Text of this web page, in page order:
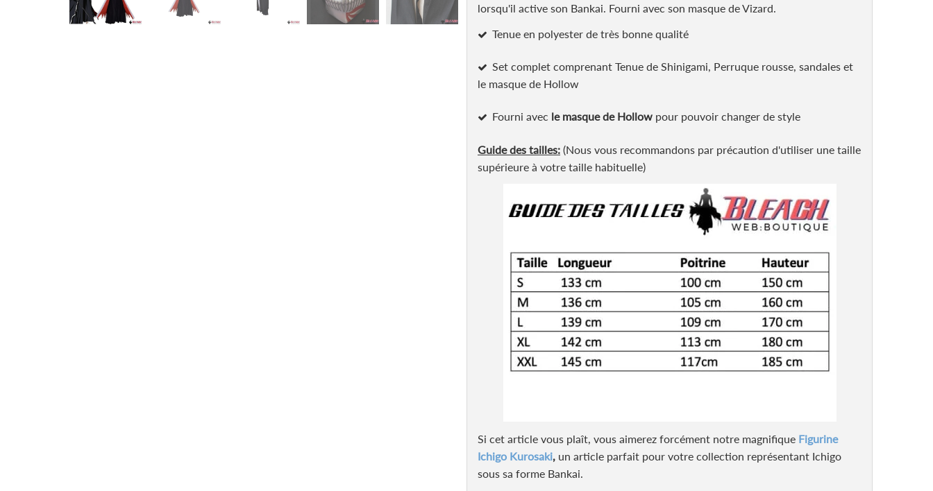
lorsqu'il active son Bankai. Fourni avec son masque de Vizard.
Tenue en polyester de très bonne qualité
Set complet comprenant Tenue de Shinigami, Perruque rousse, sandales et
le masque de Hollow
Fourni avec le masque de Hollow pour pouvoir changer de style
Guide des tailles: (Nous vous recommandons par précaution d'utiliser une taille
supérieure à votre taille habituelle)
Si cet article vous plaît, vous aimerez forcément notre magnifique Figurine
Ichigo Kurosaki, un article parfait pour votre collection représentant Ichigo
sous sa forme Bankai.